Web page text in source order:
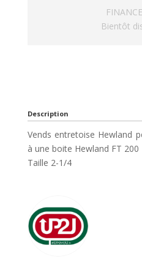
Bientôt
Description
Vends entretoise Hewland
à une boite Hewland FT 200
Taille 2-1/4